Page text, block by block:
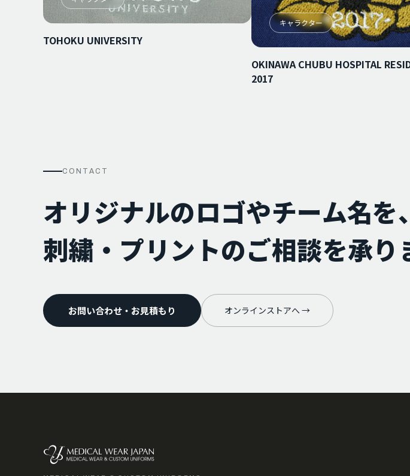
TOHOKU UNIVERSITY
キャラクター
OKINAWA CHUBU HOSPITAL
2017
CONTACT
オリジナルのロゴやチーム名を
刺繍・プリントのご相談を承り
お問い合わせ・お見積もり オンラインストアへ →